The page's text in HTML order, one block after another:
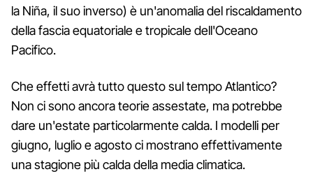
la Niña, il suo inverso) è un'anomalia del riscaldamento
della fascia equatoriale e tropicale dell'Oceano
Pacifico.
Che effetti avrà tutto questo sul tempo Atlantico?
Non ci sono ancora teorie assestate, ma potrebbe
dare un'estate particolarmente calda. I modelli per
giugno, luglio e agosto ci mostrano effettivamente
una stagione più calda della media climatica.